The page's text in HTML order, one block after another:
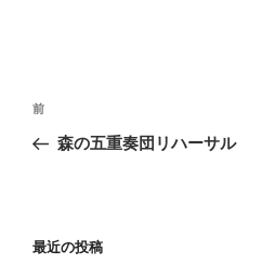
投
ナ
ー
前
の
前
森の五重奏団リハーサル
最近の投稿